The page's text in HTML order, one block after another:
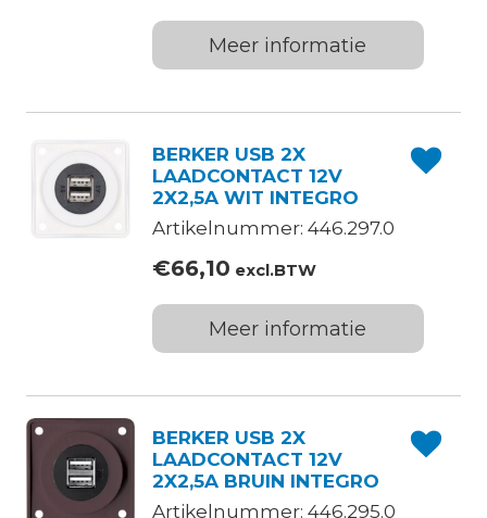
Meer informatie
BERKER USB 2X
LAADCONTACT 12V
2X2,5A WIT INTEGRO
Artikelnummer: 446.297.0
€66,10 excl.BTW
Meer informatie
BERKER USB 2X
LAADCONTACT 12V
2X2,5A BRUIN INTEGRO
Artikelnummer: 446.295.0